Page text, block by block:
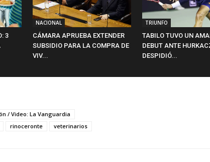
3
NACIONAL
CÁMARA APRUEBA EXTENDER
SUBSIDIO PARA LA COMPRA DE
VIV...
TRIUNFO
TABILO TUVO UN
DEBUT ANTE
DESPIDIÓ...
/ Video: La Vanguardia
rinoceronte veterinarios